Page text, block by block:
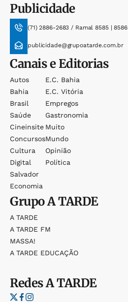
Publicidade
(71) 2886-2683 / Ramal 8585 | 8586
publicidade@grupoatarde.com.br
Canais e Editorias
Autos
Bahia
Brasil
Saúde
Cineinsite
Concursos
Cultura
Digital
Salvador
Economia
E.c. Bahia
E.c. Vitória
Empregos
Gastronomia
Muito
Mundo
Opinião
Política
GrupoA TARDE
A TARDE
A TARDE FM
MASSA!
A TARDE EDUCAÇÃO
RedesA TARDE